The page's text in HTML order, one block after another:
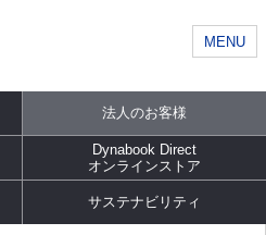
MENU
法人のお客様
Dynabook Direct
オンラインストア
サステナビリティ